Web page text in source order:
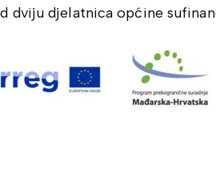
dviju djelatnica općine